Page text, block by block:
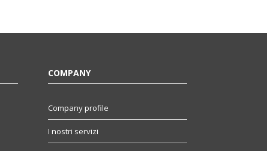
COMPANY
Company profile
I nostri servizi